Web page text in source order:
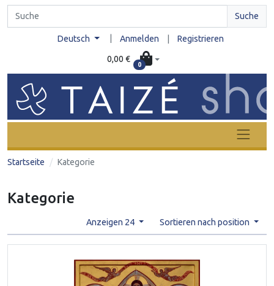
Suche
Deutsch Anmelden Registrieren
0,00 €
0
Startseite Kategorie
Kategorie
Anzeigen 24 Sortieren nach position